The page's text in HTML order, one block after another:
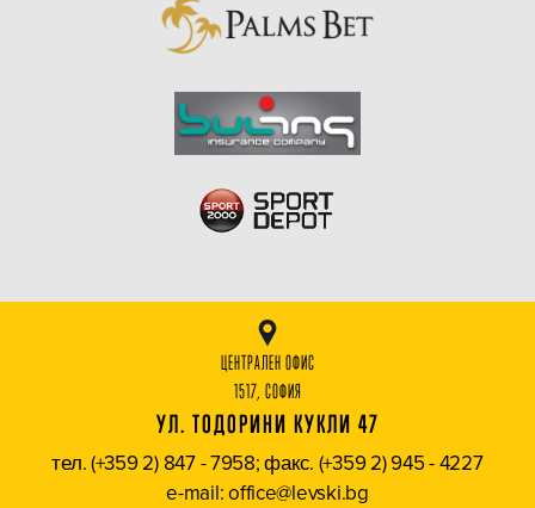
ЦЕНТРАЛЕН ОФИС
1517, СОФИЯ
УЛ. ТОДОРИНИ КУКЛИ 47
тел. (+359 2) 847 - 7958; факс. (+359 2) 945 - 4227
e-mail: office@levski.bg